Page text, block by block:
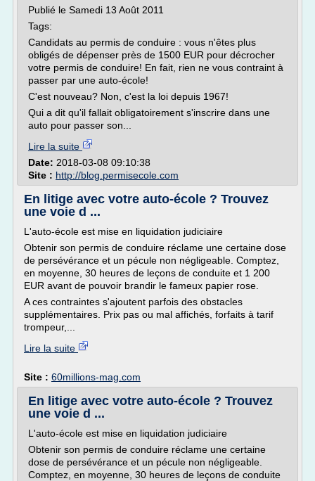
Publié le Samedi 13 Août 2011
Tags:
Candidats au permis de conduire : vous n'êtes plus
obligés de dépenser près de 1500 EUR pour décrocher
votre permis de conduire! En fait, rien ne vous contraint à
passer par une auto-école!
C'est nouveau? Non, c'est la loi depuis 1967!
Qui a dit qu'il fallait obligatoirement s'inscrire dans une
auto pour passer son...
Lire la suite
Date: 2018-03-08 09:10:38
Site : http://blog.permisecole.com
En litige avec votre auto-école ? Trouvez
une voie d ...
L'auto-école est mise en liquidation judiciaire
Obtenir son permis de conduire réclame une certaine dose
de persévérance et un pécule non négligeable. Comptez,
en moyenne, 30 heures de leçons de conduite et 1 200
EUR avant de pouvoir brandir le fameux papier rose.
A ces contraintes s'ajoutent parfois des obstacles
supplémentaires. Prix pas ou mal affichés, forfaits à tarif
trompeur,...
Lire la suite
Site : 60millions-mag.com
En litige avec votre auto-école ? Trouvez
une voie d ...
L'auto-école est mise en liquidation judiciaire
Obtenir son permis de conduire réclame une certaine
dose de persévérance et un pécule non négligeable.
Comptez, en moyenne, 30 heures de leçons de conduite